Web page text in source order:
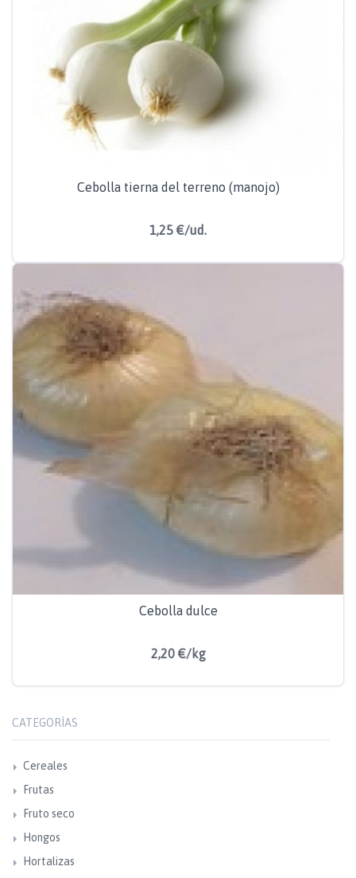
Cebolla tierna del terreno (manojo)
1,25 €/ud.
Cebolla dulce
2,20 €/kg
CATEGORÍAS
Cereales
Frutas
Fruto seco
Hongos
Hortalizas